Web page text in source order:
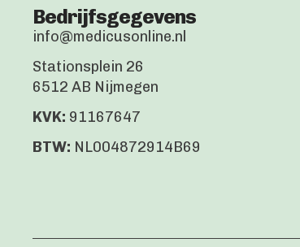
Bedrijfsgegevens
info@medicusonline.nl
Stationsplein 26
6512 AB Nijmegen
KVK: 91167647
BTW: NL004872914B69